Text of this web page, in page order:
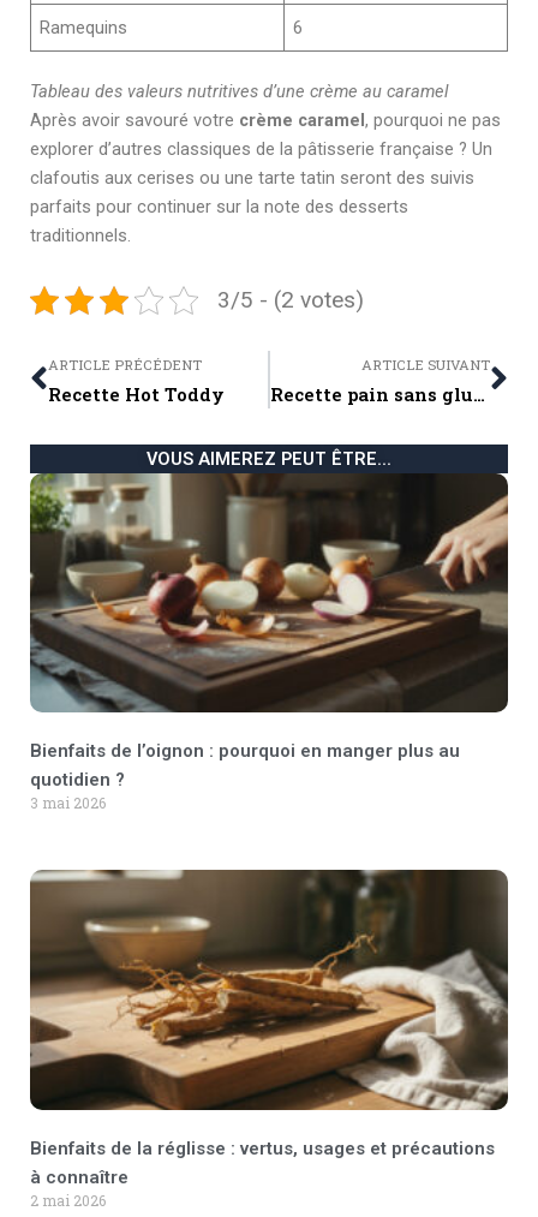
Ramequins 6
Tableau des valeurs nutritives d’une crème au caramel
Après avoir savouré votre crème caramel , pourquoi ne pas
explorer d’autres classiques de la pâtisserie française ? Un
clafoutis aux cerises ou une tarte tatin seront des suivis
parfaits pour continuer sur la note des desserts
traditionnels.
3/5 - (2 votes)
Prev
ARTICLE PRÉCÉDENT
Recette Hot Toddy
ARTICLE SUIVANT
Recette pain sans gluten
VOUS AIMEREZ PEUT ÊTRE...
Bienfaits de l’oignon : pourquoi en manger plus au
quotidien ?
3 mai 2026
Bienfaits de la réglisse : vertus, usages et précautions
à connaître
2 mai 2026